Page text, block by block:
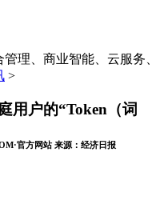
理、商业智能、云服务
>
用户的“Token（词
官方网站 来源： 经济日报